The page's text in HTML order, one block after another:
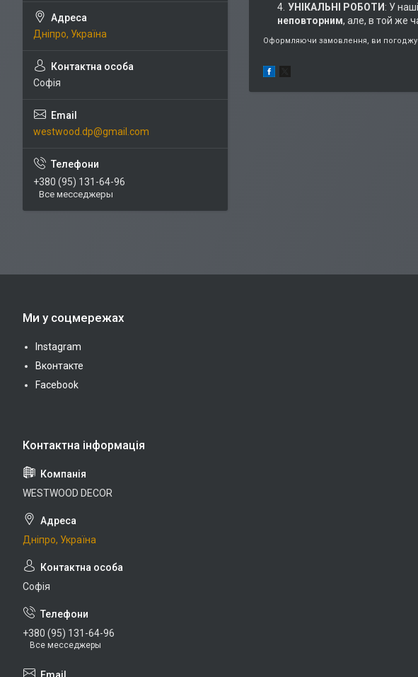
УНІКАЛЬНІ РОБОТИ : У
неповторним, але, в той же
Оформляючи замовлення, ви
Дніпро, Україна
Софія
westwood.dp@gmail.com
+380 (95) 131-64-96
Все месседжеры
Ми у соцмережах
Instagram
Вконтакте
Facebook
WESTWOOD DECOR
Дніпро, Україна
Софія
+380 (95) 131-64-96
Все месседжеры